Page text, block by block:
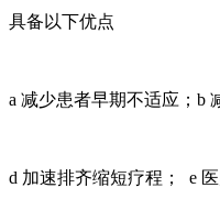
具备以下优点
a 减少患者早期不适应；b
d 加速排齐缩短疗程； e